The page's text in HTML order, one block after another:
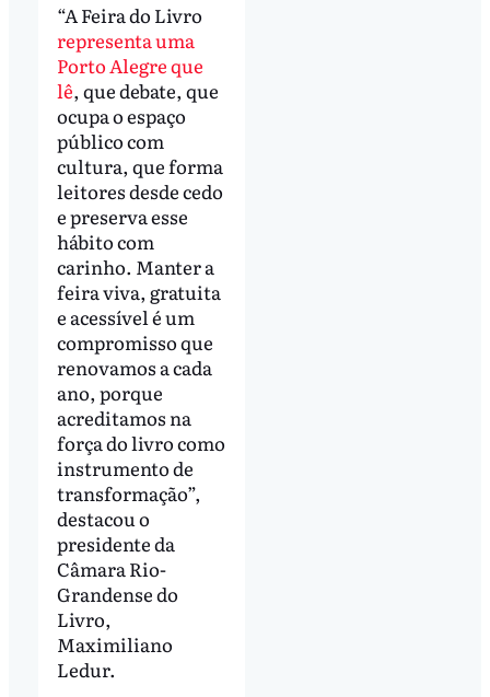
“A Feira do Livro
representa uma
Porto Alegre que
lê, que debate, que
ocupa o espaço
público com
cultura, que forma
leitores desde cedo
e preserva esse
hábito com
carinho. Manter a
feira viva, gratuita
e acessível é um
compromisso que
renovamos a cada
ano, porque
acreditamos na
força do livro como
instrumento de
transformação”,
destacou o
presidente da
Câmara Rio-
Grandense do
Livro,
Maximiliano
Ledur.